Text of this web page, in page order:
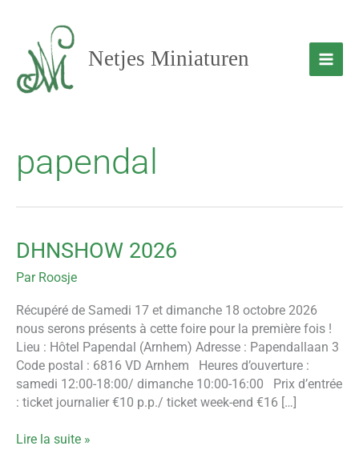
contenu
Netjes Miniaturen
papendal
DHNSHOW 2026
Par Roosje
Récupéré de Samedi 17 et dimanche 18 octobre 2026
nous serons présents à cette foire pour la première fois !
Lieu : Hôtel Papendal (Arnhem) Adresse : Papendallaan 3
Code postal : 6816 VD Arnhem Heures d’ouverture :
samedi 12:00-18:00/ dimanche 10:00-16:00 Prix d’entrée
: ticket journalier €10 p.p./ ticket week-end €16 […]
DHNSHOW
Lire la suite »